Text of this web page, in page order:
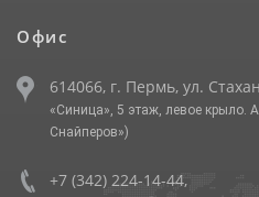
Офис
614066, г. Пермь, ул.
«Синица», 5 этаж, левое крыло.
Снайперов»)
+7 (342) 224-14-44,